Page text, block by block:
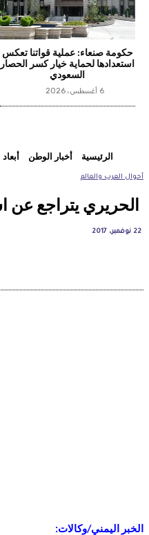
حكومة صنعاء: عملية قواتنا تعكس
استعدادها لحماية خيار كسر الحصار
السعودي
6 أغسطس، 2026